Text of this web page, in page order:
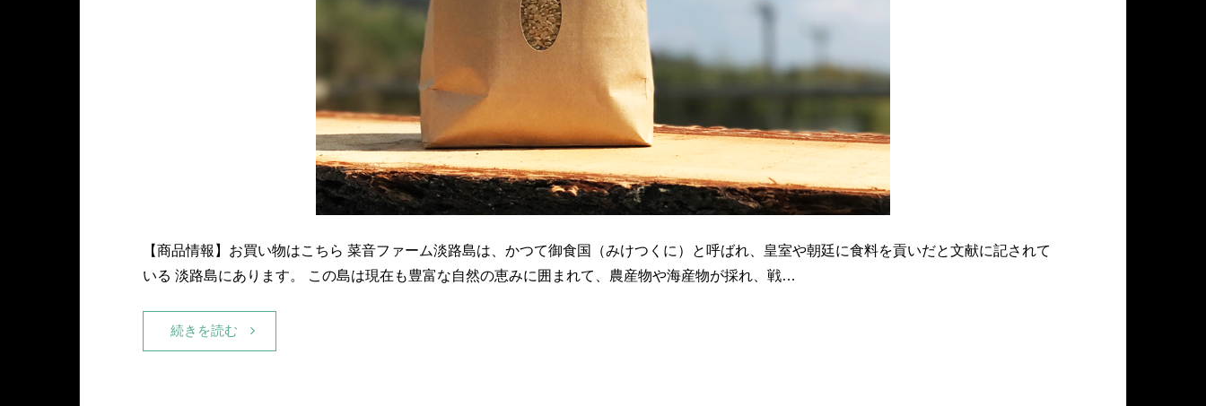
【商品情報】お買い物はこちら 菜音ファーム淡路島は、かつて御食国（みけつくに）と呼ばれ、皇室や朝廷に食料を貢いだと文献に記されて
いる 淡路島にあります。 この島は現在も豊富な自然の恵みに囲まれて、農産物や海産物が採れ、戦…
続きを読む